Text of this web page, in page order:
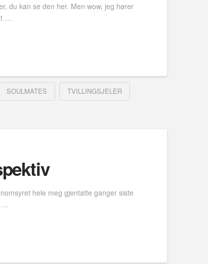
du kan se den her. Men wow, jeg hører
…
SOULMATES TVILLINGSJELER
hele meg gjentatte ganger siste
…